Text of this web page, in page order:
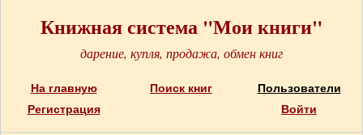
Книжная система "Мои книги"
дарение, купля, продажа, обмен книг
На главную Поиск книг
Пользователи
Регистрация
Войти